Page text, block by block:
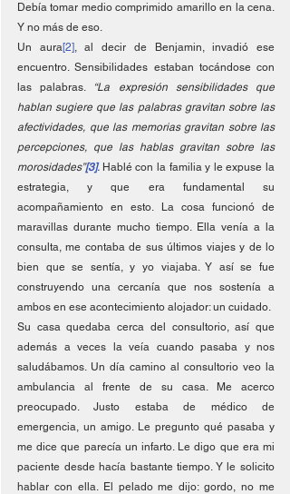
Debía tomar medio comprimido amarillo en la cena.
Y no más de eso.
Un aura[2], al decir de Benjamin, invadió ese
encuentro. Sensibilidades estaban tocándose con
las palabras.
“La expresión sensibilidades que
hablan sugiere que las palabras gravitan sobre las
afectividades, que las memorias gravitan sobre las
percepciones, que las hablas gravitan sobre las
morosidades”[3]. Hablé con la familia y le expuse la
estrategia, y que era fundamental su
acompañamiento en esto. La cosa funcionó de
maravillas durante mucho tiempo. Ella venía a la
consulta, me contaba de sus últimos viajes y de lo
bien que se sentía, y yo viajaba. Y así se fue
construyendo una cercanía que nos sostenía a
ambos en ese acontecimiento alojador: un cuidado.
Su casa quedaba cerca del consultorio, así que
además a veces la veía cuando pasaba y nos
saludábamos. Un día camino al consultorio veo la
ambulancia al frente de su casa. Me acerco
preocupado. Justo estaba de médico de
emergencia, un amigo. Le pregunto qué pasaba y
me dice que parecía un infarto. Le digo que era mi
paciente desde hacía bastante tiempo. Y le solicito
hablar con ella. El pelado me dijo: gordo, no me